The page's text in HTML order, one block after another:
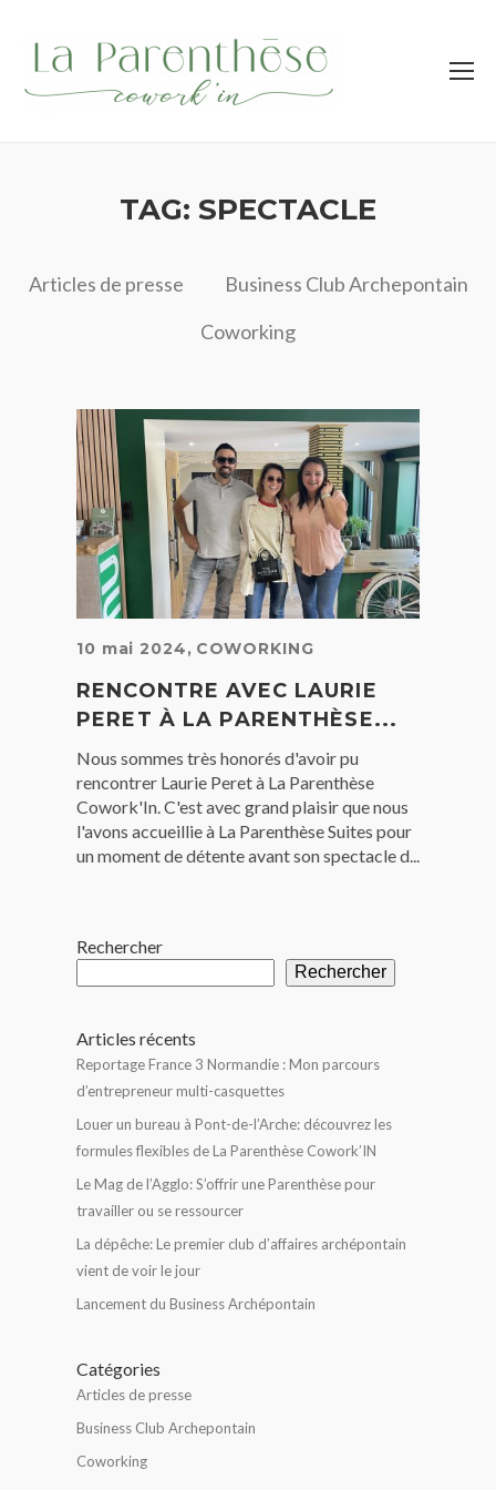
TAG: SPECTACLE
Articles de presse
Business Club Archepontain
Coworking
10 mai 2024, COWORKING
RENCONTRE AVEC LAURIE
PERET À LA PARENTHÈSE...
Nous sommes très honorés d'avoir pu
rencontrer Laurie Peret à La Parenthèse
Cowork'In. C'est avec grand plaisir que nous
l'avons accueillie à La Parenthèse Suites pour
un moment de détente avant son spectacle d...
Rechercher
Rechercher
Articles récents
Reportage France 3 Normandie : Mon parcours
d’entrepreneur multi-casquettes
Louer un bureau à Pont-de-l’Arche: découvrez les
formules flexibles de La Parenthèse Cowork’IN
Le Mag de l’Agglo: S’offrir une Parenthèse pour
travailler ou se ressourcer
La dépêche: Le premier club d’affaires archépontain
vient de voir le jour
Lancement du Business Archépontain
Catégories
Articles de presse
Business Club Archepontain
Coworking